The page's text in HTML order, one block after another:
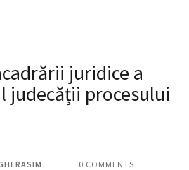
juridice a
judecății procesului
0 COMMENTS